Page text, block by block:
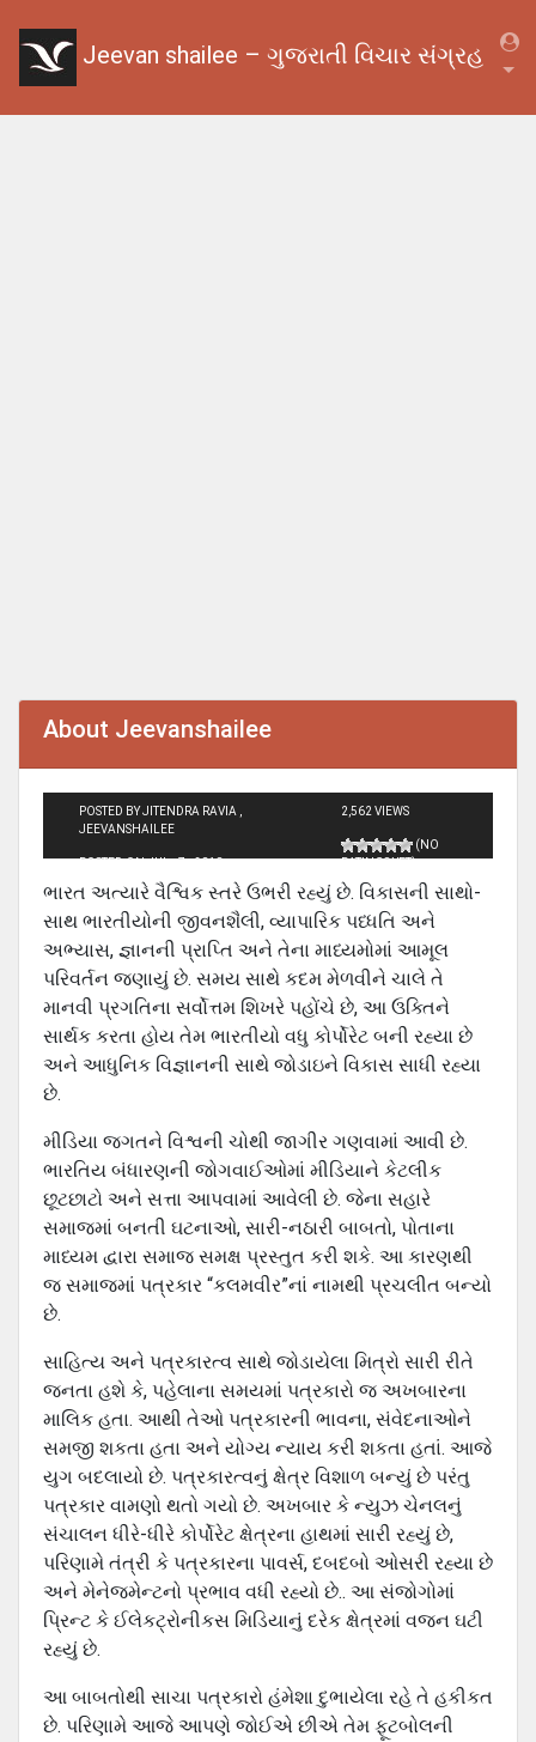
Jeevan shailee – ગુજરાતી વિચાર સંગ્રહ
About Jeevanshailee
POSTED BY JITENDRA RAVIA ,
JEEVANSHAILEE
POSTED ON JUL - 7 - 2010
2,562 VIEWS
(NO
RATINGS YET)
ભારત અત્યારે વૈશ્વિક સ્તરે ઉભરી રહ્યું છે. વિકાસની સાથો-
સાથ ભારતીયોની જીવનશૈલી, વ્યાપારિક પધ્ધતિ અને
અભ્યાસ, જ્ઞાનની પ્રાપ્તિ અને તેના માધ્યમોમાં આમૂલ
પરિવર્તન જણાયું છે. સમય સાથે કદમ મેળવીને ચાલે તે
માનવી પ્રગતિના સર્વોત્તમ શિખરે પહોંચે છે, આ ઉક્તિને
સાર્થક કરતા હોય તેમ ભારતીયો વધુ કોર્પોરેટ બની રહ્યા છે
અને આધુનિક વિજ્ઞાનની સાથે જોડાઇને વિકાસ સાધી રહ્યા
છે.
મીડિયા જગતને વિશ્વની ચોથી જાગીર ગણવામાં આવી છે.
ભારતિય બંધારણની જોગવાઈઓમાં મીડિયાને કેટલીક
છૂટછાટો અને સત્તા આપવામાં આવેલી છે. જેના સહારે
સમાજમાં બનતી ઘટનાઓ, સારી-નઠારી બાબતો, પોતાના
માધ્યમ દ્વારા સમાજ સમક્ષ પ્રસ્તુત કરી શકે. આ કારણથી
જ સમાજમાં પત્રકાર “કલમવીર”નાં નામથી પ્રચલીત બન્યો
છે.
સાહિત્ય અને પત્રકારત્વ સાથે જોડાયેલા મિત્રો સારી રીતે
જનતા હશે કે, પહેલાના સમયમાં પત્રકારો જ અખબારના
માલિક હતા. આથી તેઓ પત્રકારની ભાવના, સંવેદનાઓને
સમજી શકતા હતા અને યોગ્ય ન્યાય કરી શકતા હતાં. આજે
યુગ બદલાયો છે. પત્રકારત્વનું ક્ષેત્ર વિશાળ બન્યું છે પરંતુ
પત્રકાર વામણો થતો ગયો છે. અખબાર કે ન્યુઝ ચેનલનું
સંચાલન ધીરે-ધીરે કોર્પોરેટ ક્ષેત્રના હાથમાં સારી રહ્યું છે,
પરિણામે તંત્રી કે પત્રકારના પાવર્સ, દબદબો ઓસરી રહ્યા છે
અને મેનેજમેન્ટનો પ્રભાવ વધી રહ્યો છે.. આ સંજોગોમાં
પ્રિન્ટ કે ઈલેકટ્રોનીકસ મિડિયાનું દરેક ક્ષેત્રમાં વજન ઘટી
રહ્યું છે.
આ બાબતોથી સાચા પત્રકારો હંમેશા દુભાયેલા રહે તે હકીકત
છે. પરિણામે આજે આપણે જોઈએ છીએ તેમ ફૂટબોલની